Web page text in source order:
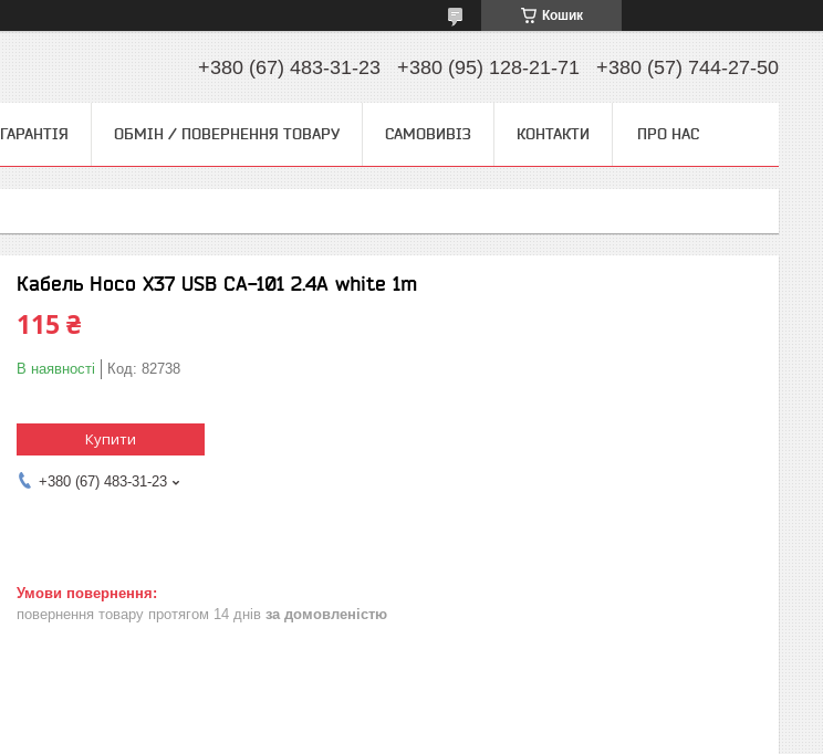
Кошик
+380 (67) 483-31-23 +380 (95) 128-21-71 +380 (57) 744-27-50
ГАРАНТІЯ ОБМІН / ПОВЕРНЕННЯ ТОВАРУ САМОВИВІЗ КОНТАКТИ ПРО НАС
Кабель Hoco X37 USB CA-101 2.4A white 1m
115 ₴
В наявності Код: 82738
Купити
+380 (67) 483-31-23
повернення товару протягом 14 днів за домовленістю